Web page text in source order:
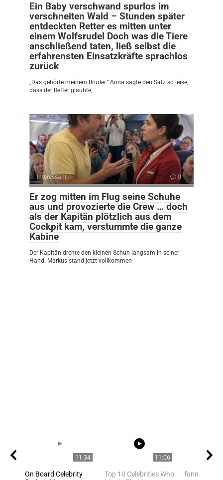
Ein Baby verschwand spurlos im
verschneiten Wald – Stunden später
entdeckten Retter es mitten unter
einem Wolfsrudel Doch was die Tiere
anschließend taten, ließ selbst die
erfahrensten Einsatzkräfte sprachlos
zurück
„Das gehörte meinem Bruder.“ Anna sagte den Satz so leise,
dass der Retter glaubte,
Interessant 0
Er zog mitten im Flug seine Schuhe
aus und provozierte die Crew … doch
als der Kapitän plötzlich aus dem
Cockpit kam, verstummte die ganze
Kabine
Der Kapitän drehte den kleinen Schuh langsam in seiner
Hand. Markus stand jetzt vollkommen
11:34
On Board Celebrity
11:06
Top 10 Celebrities Who
funny cat